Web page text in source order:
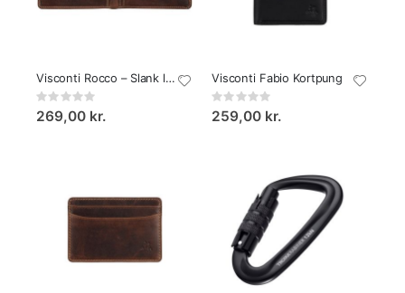
Visconti Rocco – Slank læderpung Chestnut
Rating:
269,00 kr.
Visconti Fabio Kortpung
Rating:
259,00 kr.